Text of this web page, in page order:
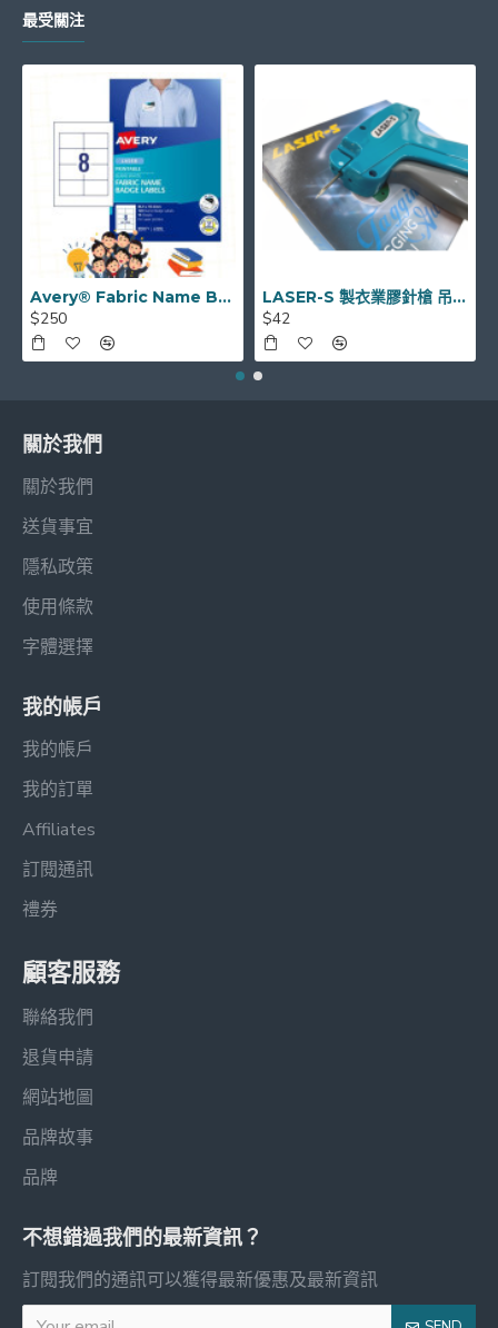
最受關注
Avery® Fabric Name Badge Labels 布質標籤貼紙 (雷射) 8格 55.5 x 86.5 mm 959171
$250
LASER-S 製衣業膠針槍 吊牌槍 TAGGING GUN
$42
關於我們
關於我們
送貨事宜
隱私政策
使用條款
字體選擇
我的帳戶
我的帳戶
我的訂單
Affiliates
訂閱通訊
禮券
顧客服務
聯絡我們
退貨申請
網站地圖
品牌故事
品牌
不想錯過我們的最新資訊？
訂閱我們的通訊可以獲得最新優惠及最新資訊